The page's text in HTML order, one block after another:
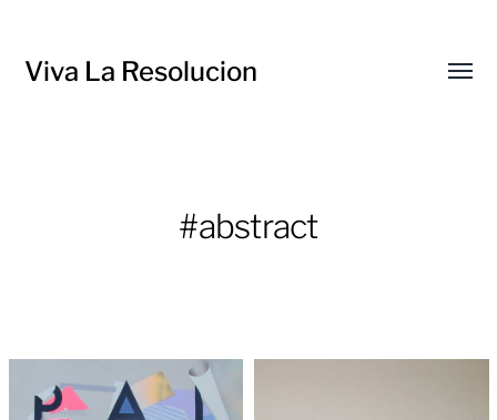
Viva La Resolucion
#abstract